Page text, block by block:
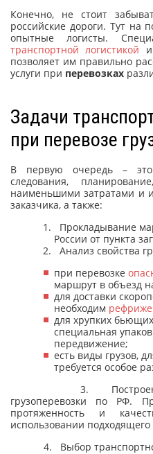
Конечно, не стоит
российские дороги. Тут на
опытные логисты.
транспортной логистикой
позволяет им правильно
услуги при перевозках
Задачи
при перевозе
В первую очередь –
следования,
наименьшими затратами и
заказчика, а также:
Прокладывание
России от пункта
Анализ свойства
при перевозке
маршрут в объезд
для доставки
необходим
для хрупких
специальная
передвижение;
есть виды грузов,
требуется особое
3. Построение
грузоперевозки по РФ.
протяженность и
использовании подходящего
4. Выбор